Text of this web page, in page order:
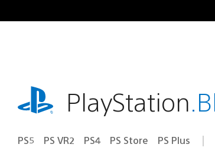
al
playstation.comPlayStation
PS5 PS VR2 PS4 PS Store PS Plus